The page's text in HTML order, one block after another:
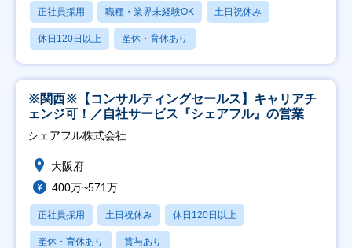
正社員採用 職種・業界未経験OK 土日祝休み
休日120日以上 産休・育休あり
※関西※【コンサルティングセールス】キャリアチ
ェンジ可！／自社サービス『シェアフル』の営業
シェアフル株式会社
大阪府
400万~571万
正社員採用 土日祝休み 休日120日以上
産休・育休あり 賞与あり